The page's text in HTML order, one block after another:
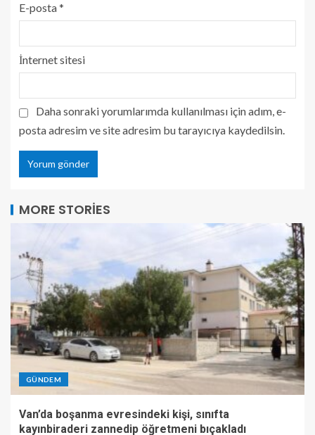
E-posta*
İnternet sitesi
Daha sonraki yorumlarımda kullanılması için adım, e-
posta adresim ve site adresim bu tarayıcıya kaydedilsin.
MORE STORIES
GÜNDEM
Van’da boşanma evresindeki kişi, sınıfta
kayınbiraderi zannedip öğretmeni bıçakladı